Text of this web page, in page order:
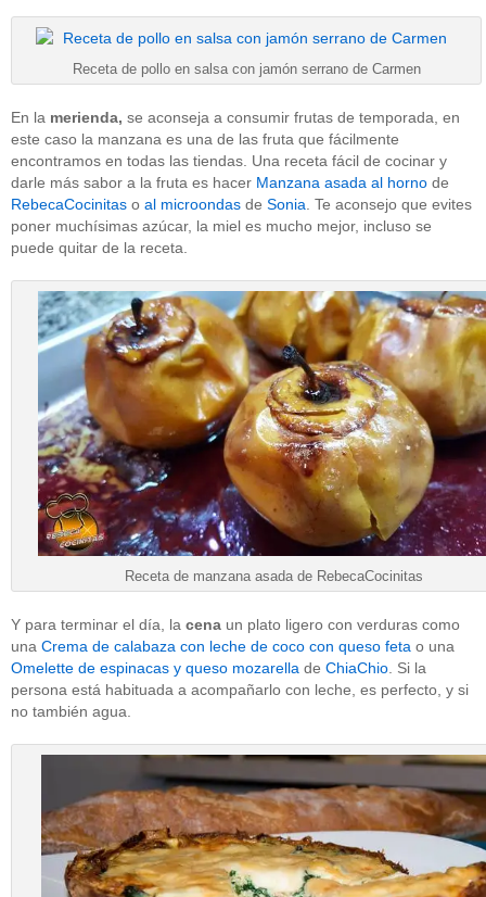
Receta de pollo en salsa con jamón serrano de Carmen
En la merienda, se aconseja a consumir frutas de temporada, en
este caso la manzana es una de las fruta que fácilmente
encontramos en todas las tiendas. Una receta fácil de cocinar y
darle más sabor a la fruta es hacer Manzana asada al horno de
RebecaCocinitas o al microondas de Sonia . Te aconsejo que evites
poner muchísimas azúcar, la miel es mucho mejor, incluso se
puede quitar de la receta.
Receta de manzana asada de RebecaCocinitas
Y para terminar el día, la cena un plato ligero con verduras como
una Crema de calabaza con leche de coco con queso feta o una
Omelette de espinacas y queso mozarella de ChiaChio . Si la
persona está habituada a acompañarlo con leche, es perfecto, y si
no también agua.